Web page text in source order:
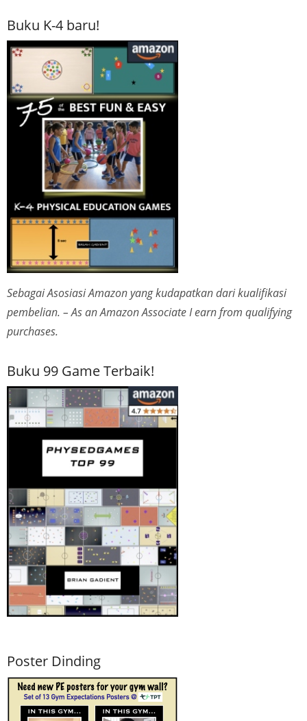
Buku K-4 baru!
Sebagai Asosiasi Amazon yang kudapatkan dari kualifikasi
pembelian. – As an Amazon Associate I earn from qualifying
purchases.
Buku 99 Game Terbaik!
Poster Dinding